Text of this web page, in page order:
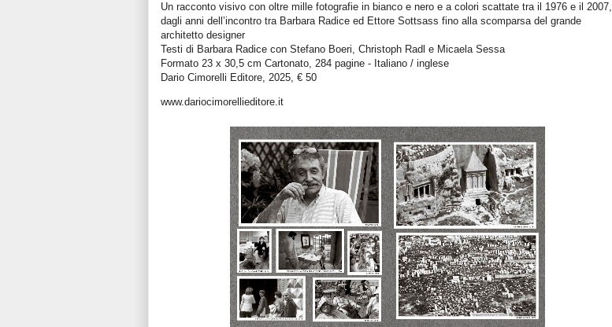
Un racconto visivo con oltre mille fotografie in bianco e nero e a colori scattate tra il 1976 e il 2007,
dagli anni dell’incontro tra Barbara Radice ed Ettore Sottsass fino alla scomparsa del grande
architetto designer
Testi di Barbara Radice con Stefano Boeri, Christoph Radl e Micaela Sessa
Formato 23 x 30,5 cm Cartonato, 284 pagine - Italiano / inglese
Dario Cimorelli Editore, 2025, € 50
www.dariocimorellieditore.it